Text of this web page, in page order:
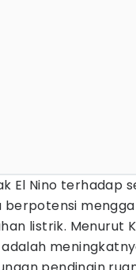
El Nino terhadap
berpotensi
listrik. Menurut
adalah